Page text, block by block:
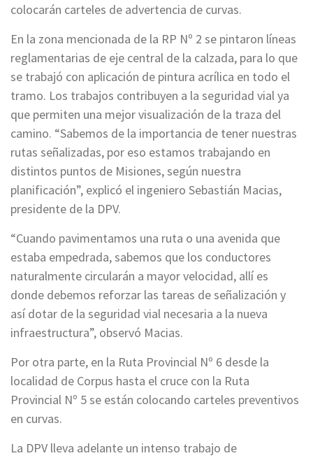
colocarán carteles de advertencia de curvas.
En la zona mencionada de la RP Nº 2 se pintaron líneas
reglamentarias de eje central de la calzada, para lo que
se trabajó con aplicación de pintura acrílica en todo el
tramo. Los trabajos contribuyen a la seguridad vial ya
que permiten una mejor visualización de la traza del
camino. “Sabemos de la importancia de tener nuestras
rutas señalizadas, por eso estamos trabajando en
distintos puntos de Misiones, según nuestra
planificación”, explicó el ingeniero Sebastián Macias,
presidente de la DPV.
“Cuando pavimentamos una ruta o una avenida que
estaba empedrada, sabemos que los conductores
naturalmente circularán a mayor velocidad, allí es
donde debemos reforzar las tareas de señalización y
así dotar de la seguridad vial necesaria a la nueva
infraestructura”, observó Macias.
Por otra parte, en la Ruta Provincial Nº 6 desde la
localidad de Corpus hasta el cruce con la Ruta
Provincial Nº 5 se están colocando carteles preventivos
en curvas.
La DPV lleva adelante un intenso trabajo de